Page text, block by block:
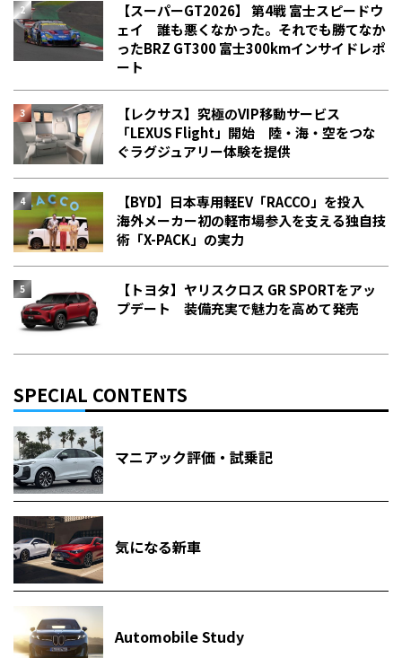
【スーパーGT2026】 第4戦 富士スピードウ
ェイ 誰も悪くなかった。それでも勝てなか
った――BRZ GT300 富士300kmインサイドレポ
ート
【レクサス】究極のVIP移動サービス
「LEXUS Flight」開始 陸・海・空をつな
ぐラグジュアリー体験を提供
【BYD】日本専用軽EV「RACCO」を投入
海外メーカー初の軽市場参入を支える独自技
術「X-PACK」の実力
【トヨタ】ヤリスクロス GR SPORTをアッ
プデート 装備充実で魅力を高めて発売
SPECIAL CONTENTS
マニアック評価・試乗記
気になる新車
Automobile Study